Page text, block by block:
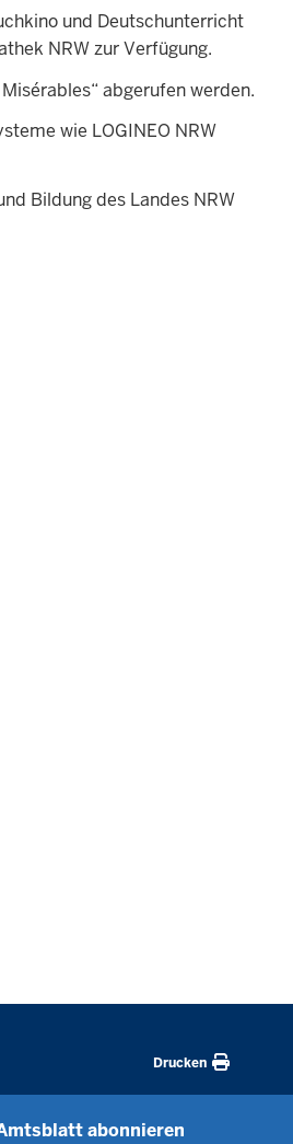
und Deutschunterricht
NRW zur Verfügung.
abgerufen werden.
wie LOGINEO NRW
Bildung des Landes NRW
Drucken
abonnieren